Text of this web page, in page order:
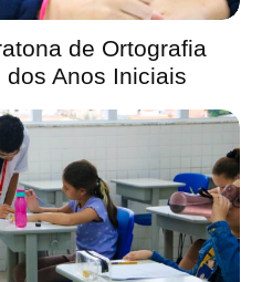
de Ortografia
Anos Iniciais